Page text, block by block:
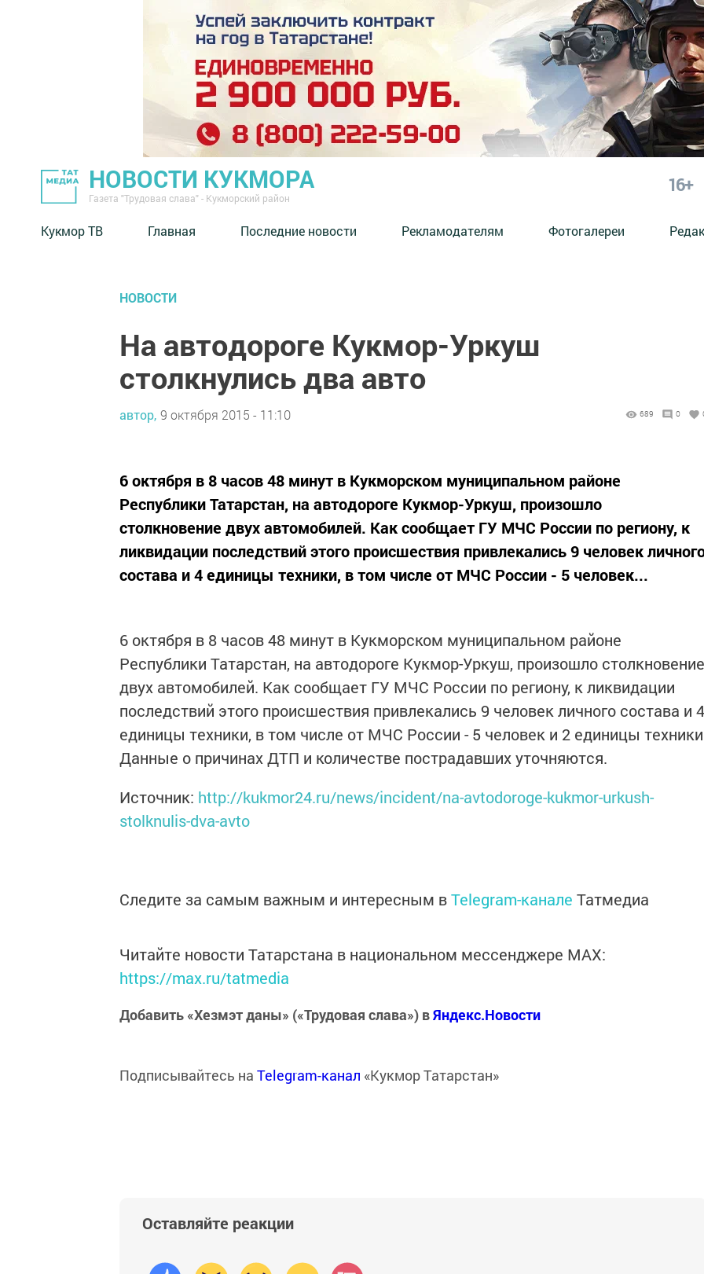
НОВОСТИ КУКМОРА
Газета "Трудовая слава" - Кукморский район
16+
Кукмор ТВ Главная Последние новости Рекламодателям Фотогалереи
НОВОСТИ
На автодороге Кукмор-Уркуш
столкнулись два авто
автор, 9 октября 2015 - 11:10 689 0
6 октября в 8 часов 48 минут в Кукморском муниципальном районе
Республики Татарстан, на автодороге Кукмор-Уркуш, произошло
столкновение двух автомобилей. Как сообщает ГУ МЧС России по региону, к
ликвидации последствий этого происшествия привлекались 9 человек
состава и 4 единицы техники, в том числе от МЧС России - 5 человек...
6 октября в 8 часов 48 минут в Кукморском муниципальном районе
Республики Татарстан, на автодороге Кукмор-Уркуш, произошло столкновение
двух автомобилей. Как сообщает ГУ МЧС России по региону, к ликвидации
последствий этого происшествия привлекались 9 человек личного состава и 4
единицы техники, в том числе от МЧС России - 5 человек и 2 единицы
Данные о причинах ДТП и количестве пострадавших уточняются.
Источник: http://kukmor24.ru/news/incident/na-avtodoroge-kukmor-urkush-
stolknulis-dva-avto
Следите за самым важным и интересным вTelegram-канале Татмедиа
Читайте новости Татарстана в национальном мессенджере MАХ:
https://max.ru/tatmedia
Добавить «Хезмэт даны» («Трудовая слава») вЯндекс.Новости
Подписывайтесь на Telegram-канал «Кукмор Татарстан»
Оставляйте реакции